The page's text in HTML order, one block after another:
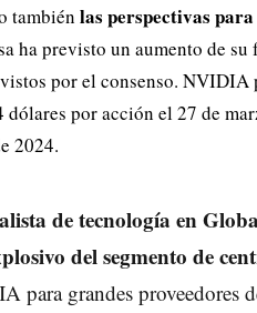
también las perspectivas
ha previsto un aumento de
por el consenso. NVIDIA
por acción el 27 de
2024.
de tecnología en
del segmento de
para grandes proveedores